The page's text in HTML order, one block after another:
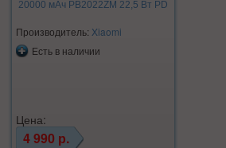
20000 мАч PB2022ZM 22,5 Вт PD
Производитель: Xiaomi
Есть в наличии
Цена:
4 990 р.